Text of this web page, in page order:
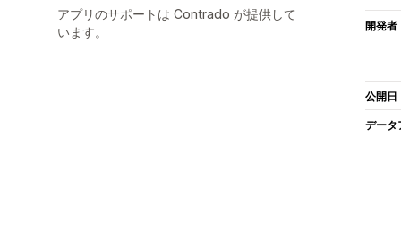
アプリのサポートは Contrado が提供して
います。
開発者
公開日
データ